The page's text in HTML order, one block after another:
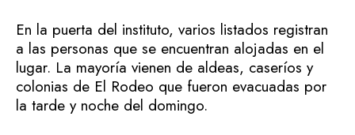
En la puerta del instituto, varios listados registran
a las personas que se encuentran alojadas en el
lugar. La mayoría vienen de aldeas, caseríos y
colonias de El Rodeo que fueron evacuadas por
la tarde y noche del domingo.